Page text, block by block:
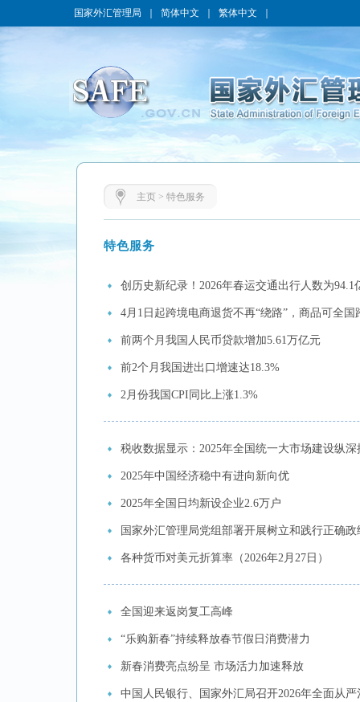
国家外汇管理局 简体中文 繁体中文
主页> 特色服务
特色服务
创历史新纪录！2026年春运交通出行人数为94.1
4月1日起跨境电商退货不再“绕路”，商品可全国
前两个月我国人民币贷款增加5.61万亿元
前2个月我国进出口增速达18.3%
2月份我国CPI同比上涨1.3%
税收数据显示：2025年全国统一大市场建设纵深
2025年中国经济稳中有进向新向优
2025年全国日均新设企业2.6万户
国家外汇管理局党组部署开展树立和践行正确
各种货币对美元折算率（2026年2月27日）
全国迎来返岗复工高峰
“乐购新春”持续释放春节假日消费潜力
新春消费亮点纷呈 市场活力加速释放
中国人民银行、国家外汇局召开2026年全面从